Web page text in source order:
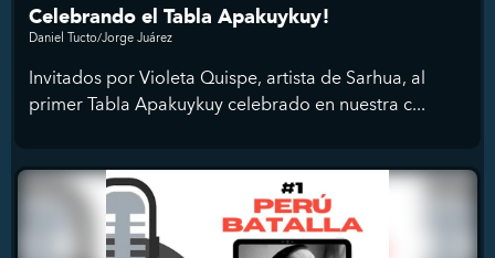
Celebrando el Tabla Apakuykuy!
Daniel Tucto/Jorge Juárez
Invitados por Violeta Quispe, artista de Sarhua, al
primer Tabla Apakuykuy celebrado en nuestra c...